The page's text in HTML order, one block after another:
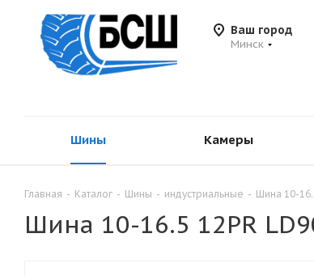
Ваш город
Минск
Шины Камеры
Главная - Каталог - Шины - индустриальные - Шина 10-
Шина 10-16.5 12PR